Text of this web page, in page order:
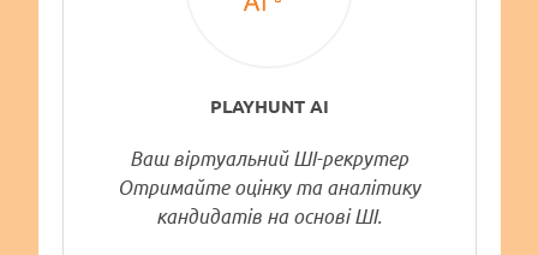
PLAYHUNT AI
Ваш віртуальний ШІ-рекрутер
Отримайте оцінку та аналітику
кандидатів на основі ШІ.